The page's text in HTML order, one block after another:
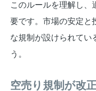
このルールを理解し、
要です。市場の安定と
な規制が設けられてい
う。
空売り規制が改